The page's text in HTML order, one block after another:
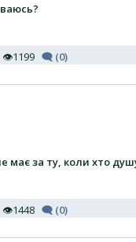
👁1199 🗨 (0)
має за ту, коли хто
👁1448 🗨 (0)